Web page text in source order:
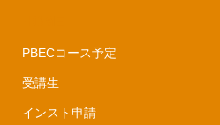
PBECコース予定
受講生
インスト申請